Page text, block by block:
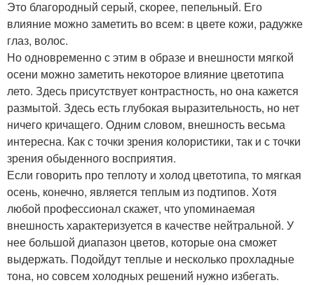
Это благородный серый, скорее, пепельный. Его
влияние можно заметить во всем: в цвете кожи, радужке
глаз, волос.
Но одновременно с этим в образе и внешности мягкой
осени можно заметить некоторое влияние цветотипа
лето. Здесь присутствует контрастность, но она кажется
размытой. Здесь есть глубокая выразительность, но нет
ничего кричащего. Одним словом, внешность весьма
интересна. Как с точки зрения колористики, так и с точки
зрения обыденного восприятия.
Если говорить про теплоту и холод цветотипа, то мягкая
осень, конечно, является теплым из подтипов. Хотя
любой профессионал скажет, что упоминаемая
внешность характеризуется в качестве нейтральной. У
нее большой диапазон цветов, которые она сможет
выдержать. Подойдут теплые и несколько прохладные
тона, но совсем холодных решений нужно избегать.